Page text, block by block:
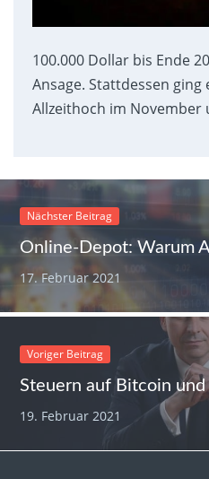
100.000 Dollar bis Ende
Ansage. Stattdessen
Allzeithoch im November
Nächster Beitrag
17. Februar 2021
Voriger Beitrag
19. Februar 2021